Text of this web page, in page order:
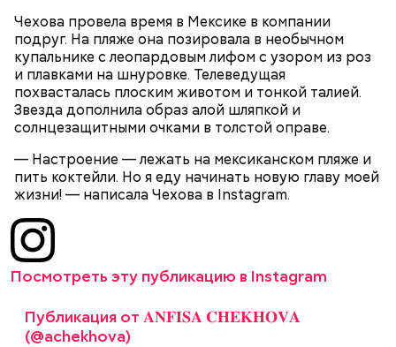
Чехова провела время в Мексике в компании
подруг. На пляже она позировала в необычном
купальнике с леопардовым лифом с узором из роз
и плавками на шнуровке. Телеведущая
похвасталась плоским животом и тонкой талией.
Звезда дополнила образ алой шляпкой и
солнцезащитными очками в толстой оправе.
— Настроение — лежать на мексиканском пляже и
пить коктейли. Но я еду начинать новую главу моей
жизни! — написала Чехова в Instagram.
Посмотреть эту публикацию в Instagram
Публикация от 𝐀𝐍𝐅𝐈𝐒𝐀 𝐂𝐇𝐄𝐊𝐇𝐎𝐕𝐀
(@achekhova)